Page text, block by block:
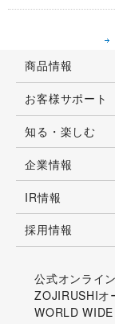
商品情報
お客様サポート
知る・楽しむ
企業情報
IR情報
採用情報
公式オンライ
ZOJIRUSHIオ
WORLD WIDE